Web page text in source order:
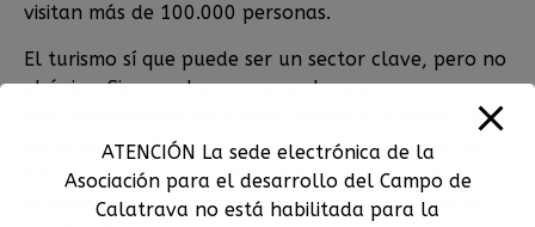
visitan más de 100.000 personas.
El turismo sí que puede ser un sector clave, pero no
el único. Siempre hemos pensado que una comarca
bien revalorizada va a traer beneficio a todos los
sectores económicos, porque si somos capaces de
implantar una marca de calidad en todas las
actividades económicas, podremos ser capaces de
ATENCIÓN La sede electrónica de la
Asociación para el desarrollo del Campo de
Calatrava no está habilitada para la